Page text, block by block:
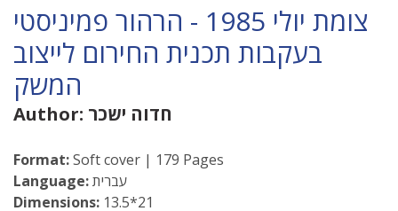
צומת יולי 1985 - הרהור פמיניסטי
בעקבות תכנית החירום לייצוב
המשק
Author: חדוה ישכר
Format:Soft cover | 179 Pages
Language:עברית
Dimensions: 13.5*21